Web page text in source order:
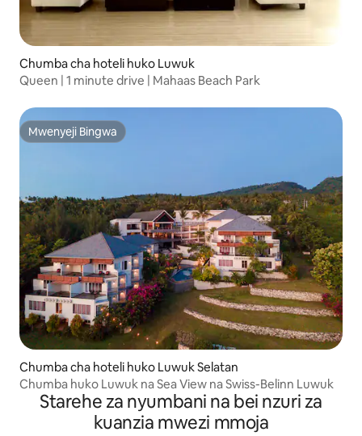
Chumba cha hoteli huko Luwuk
Queen | 1 minute drive | Mahaas Beach Park
Mwenyeji Bingwa
Mwenyeji Bingwa
Chumba cha hoteli huko Luwuk Selatan
Chumba huko Luwuk na Sea View na Swiss-Belinn Luwuk
Starehe za nyumbani na bei nzuri za
kuanzia mwezi mmoja